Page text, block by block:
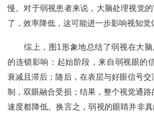
慢。对于弱视患者来说，大脑处理视觉
了，效率降低，这可能进一步影响视知觉
综上，图1形象地总结了弱视在大脑
的连锁影响：起始阶段，来自弱视眼的
衰减且滞后；随后，在表层与好眼信号
制，双眼融合受损；结果，整个视觉通
速度都降低。换言之，弱视的眼睛并非